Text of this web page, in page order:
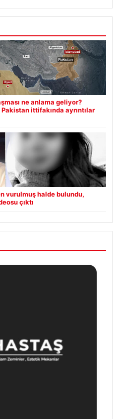
ne anlama geliyor?
ittifakında ayrıntılar
vurulmuş halde bulundu,
çıktı